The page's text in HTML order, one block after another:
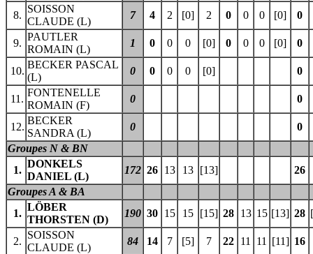
8.
SOISSON
CLAUDE (L)
7 4 2 [0] 2 0 0 0 [0] 0
9.
PAUTLER
ROMAIN (L)
1 0 0 0 [0] 0 0 0 [0] 0
10.
BECKER PASCAL
(L)
0 0 0 0 [0] 0
11.
FONTENELLE
ROMAIN (F)
0 0
12.
BECKER
SANDRA (L)
0
0
Groupes N & BN
1.
DONKELS
DANIEL (L)
172 26 13 13 [13]
26
Groupes A & BA
1.
LÖBER
THORSTEN (D)
190 30 15 15 [15] 28 13 15 [13] 28
2.
SOISSON
CLAUDE (L)
84 14 7 [5] 7 22 11 11 [11] 16